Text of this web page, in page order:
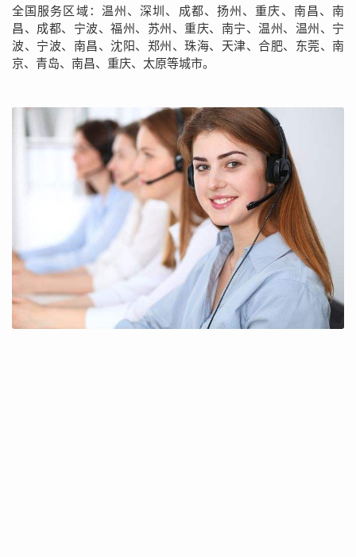
全国服务区域：温州、深圳、成都、扬州、重庆、南昌、南
昌、成都、宁波、福州、苏州、重庆、南宁、温州、温州、宁
波、宁波、南昌、沈阳、郑州、珠海、天津、合肥、东莞、南
京、青岛、南昌、重庆、太原等城市。